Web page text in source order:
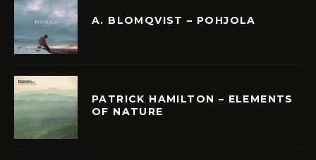
A. BLOMQVIST – POHJOLA
PATRICK HAMILTON – ELEMENTS
OF NATURE